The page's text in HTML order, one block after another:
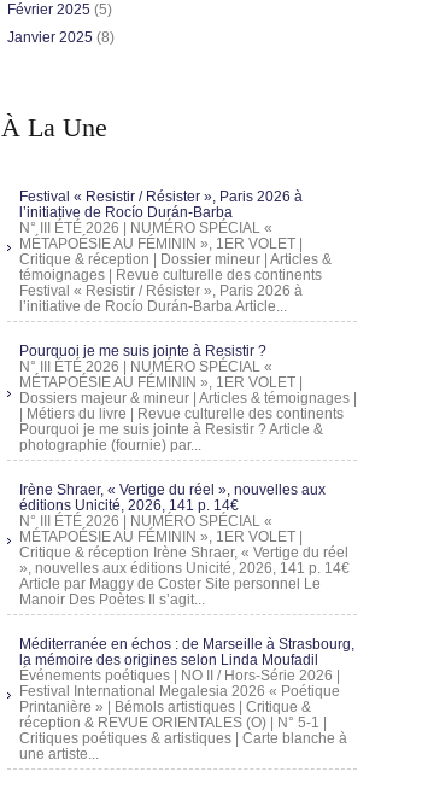
Février 2025 (5)
Janvier 2025 (8)
À La Une
Festival « Resistir / Résister », Paris 2026 à
l’initiative de Rocío Durán-Barba
N° III ÉTÉ 2026 | NUMÉRO SPÉCIAL «
MÉTAPOÉSIE AU FÉMININ », 1ER VOLET |
Critique & réception | Dossier mineur | Articles &
témoignages | Revue culturelle des continents
Festival « Resistir / Résister », Paris 2026 à
l’initiative de Rocío Durán-Barba Article...
Pourquoi je me suis jointe à Resistir ?
N° III ÉTÉ 2026 | NUMÉRO SPÉCIAL «
MÉTAPOÉSIE AU FÉMININ », 1ER VOLET |
Dossiers majeur & mineur | Articles & témoignages |
| Métiers du livre | Revue culturelle des continents
Pourquoi je me suis jointe à Resistir ? Article &
photographie (fournie) par...
Irène Shraer, « Vertige du réel », nouvelles aux
éditions Unicité, 2026, 141 p. 14€
N° III ÉTÉ 2026 | NUMÉRO SPÉCIAL «
MÉTAPOÉSIE AU FÉMININ », 1ER VOLET |
Critique & réception Irène Shraer, « Vertige du réel
», nouvelles aux éditions Unicité, 2026, 141 p. 14€
Article par Maggy de Coster Site personnel Le
Manoir Des Poètes Il s’agit...
Méditerranée en échos : de Marseille à Strasbourg,
la mémoire des origines selon Linda Moufadil
Événements poétiques | NO II / Hors-Série 2026 |
Festival International Megalesia 2026 « Poétique
Printanière » | Bémols artistiques | Critique &
réception & REVUE ORIENTALES (O) | N° 5-1 |
Critiques poétiques & artistiques | Carte blanche à
une artiste...